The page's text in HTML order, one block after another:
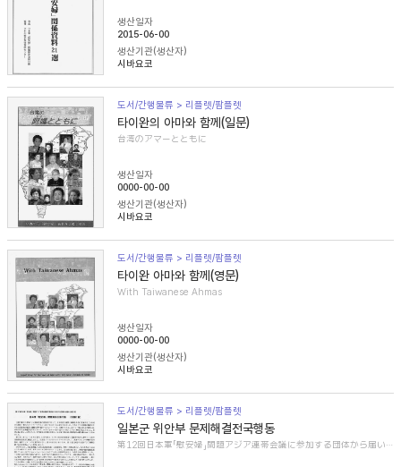
생산일자
2015-06-00
생산기관(생산자)
시바요코
도서/간행물류 > 리플렛/팜플렛
타이완의 아마와 함께(일문)
台湾のアマーとともに
생산일자
0000-00-00
생산기관(생산자)
시바요코
도서/간행물류 > 리플렛/팜플렛
타이완 아마와 함께(영문)
With Taiwanese Ahmas
생산일자
0000-00-00
생산기관(생산자)
시바요코
도서/간행물류 > 리플렛/팜플렛
일본군 위안부 문제해결전국행동
第12回日本軍「慰安婦」問題アジア連帯会議に参加する団体から届いた紹介文